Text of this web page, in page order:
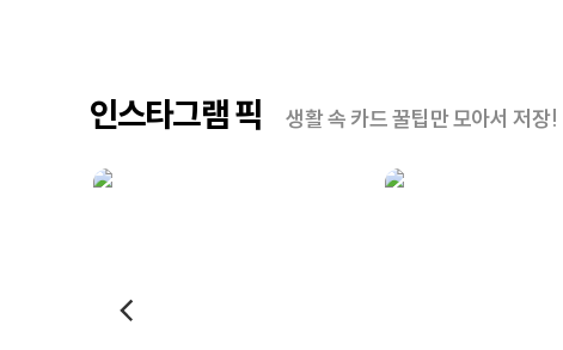
인스타그램 픽 생활 속 카드 꿀팁만 모아서 저장!